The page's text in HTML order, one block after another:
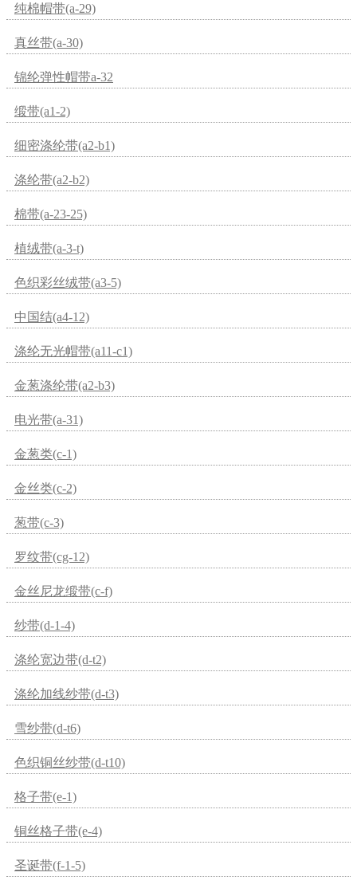
纯棉帽带(a-29)
真丝带(a-30)
锦纶弹性帽带a-32
缎带(a1-2)
细密涤纶带(a2-b1)
涤纶带(a2-b2)
棉带(a-23-25)
植绒带(a-3-t)
色织彩丝绒带(a3-5)
中国结(a4-12)
涤纶无光帽带(a11-c1)
金葱涤纶带(a2-b3)
电光带(a-31)
金葱类(c-1)
金丝类(c-2)
葱带(c-3)
罗纹带(cg-12)
金丝尼龙缎带(c-f)
纱带(d-1-4)
涤纶宽边带(d-t2)
涤纶加线纱带(d-t3)
雪纱带(d-t6)
色织铜丝纱带(d-t10)
格子带(e-1)
铜丝格子带(e-4)
圣诞带(f-1-5)